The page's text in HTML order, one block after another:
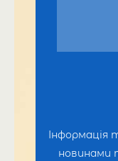
Інформація
новинами